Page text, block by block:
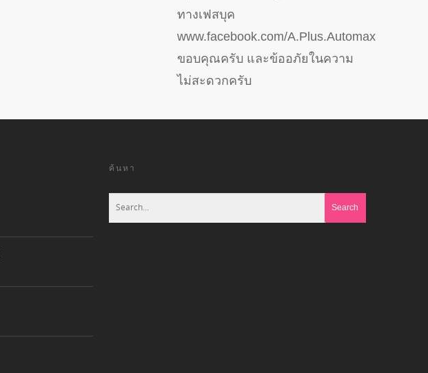
ทางเฟสบุค
www.facebook.com/A.Plus.Automax
ขอบคุณครับ และข้ออภัยในความ
ไม่สะดวกครับ
ค้นหา